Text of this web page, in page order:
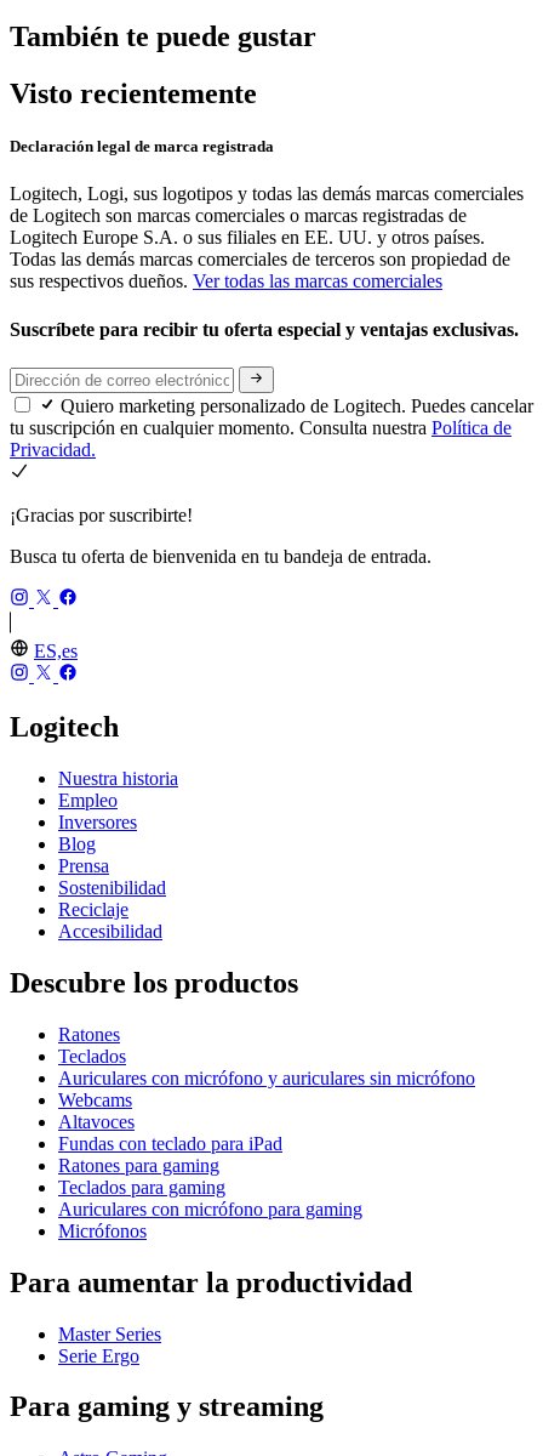
También te puede gustar
Visto recientemente
Declaración legal de marca registrada
Logitech, Logi, sus logotipos y todas las demás marcas comerciales
de Logitech son marcas comerciales o marcas registradas de
Logitech Europe S.A. o sus filiales en EE. UU. y otros países.
Todas las demás marcas comerciales de terceros son propiedad de
sus respectivos dueños. Ver todas las marcas comerciales
Suscríbete para recibir tu oferta especial y ventajas exclusivas.
Quiero marketing personalizado de Logitech. Puedes cancelar
tu suscripción en cualquier momento. Consulta nuestra Política de
Privacidad.
¡Gracias por suscribirte!
Busca tu oferta de bienvenida en tu bandeja de entrada.
ES,es
Logitech
Nuestra historia
Empleo
Inversores
Blog
Prensa
Sostenibilidad
Reciclaje
Accesibilidad
Descubre los productos
Ratones
Teclados
Auriculares con micrófono y auriculares sin micrófono
Webcams
Altavoces
Fundas con teclado para iPad
Ratones para gaming
Teclados para gaming
Auriculares con micrófono para gaming
Micrófonos
Para aumentar la productividad
Master Series
Serie Ergo
Para gaming y streaming